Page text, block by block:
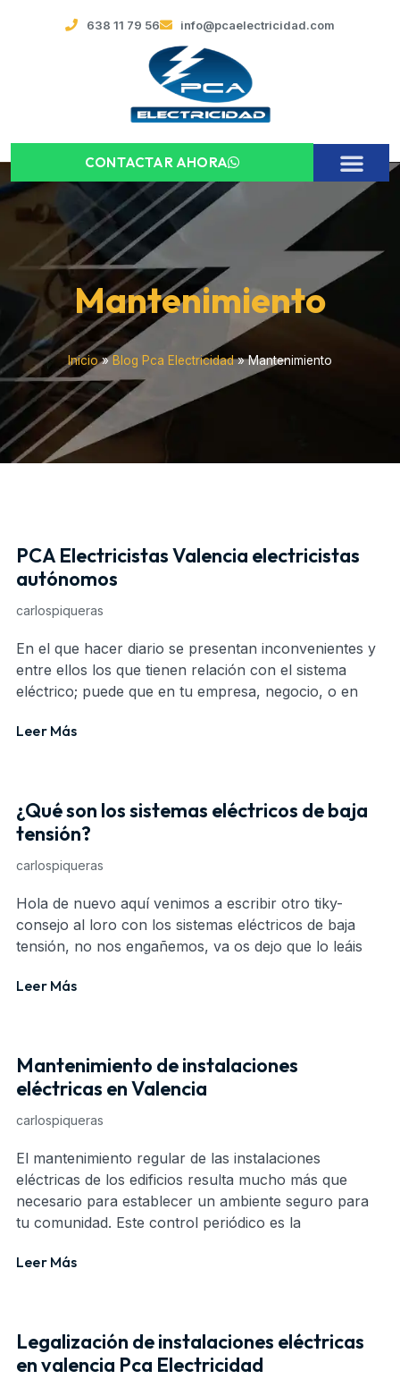
638 11 79 56 info@pcaelectricidad.com
CONTACTAR AHORA
Mantenimiento
Inicio» Blog Pca Electricidad»Mantenimiento
PCA Electricistas Valencia electricistas
autónomos
carlospiqueras
En el que hacer diario se presentan inconvenientes y
entre ellos los que tienen relación con el sistema
eléctrico; puede que en tu empresa, negocio, o en
Leer Más
¿Qué son los sistemas eléctricos de baja
tensión?
carlospiqueras
Hola de nuevo aquí venimos a escribir otro tiky-
consejo al loro con los sistemas eléctricos de baja
tensión, no nos engañemos, va os dejo que lo leáis
Leer Más
Mantenimiento de instalaciones
eléctricas en Valencia
carlospiqueras
El mantenimiento regular de las instalaciones
eléctricas de los edificios resulta mucho más que
necesario para establecer un ambiente seguro para
tu comunidad. Este control periódico es la
Leer Más
Legalización de instalaciones eléctricas
en valencia Pca Electricidad